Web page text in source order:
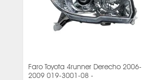
Faro Toyota 4runner Derecho 2006-
2009 019-3001-08 -